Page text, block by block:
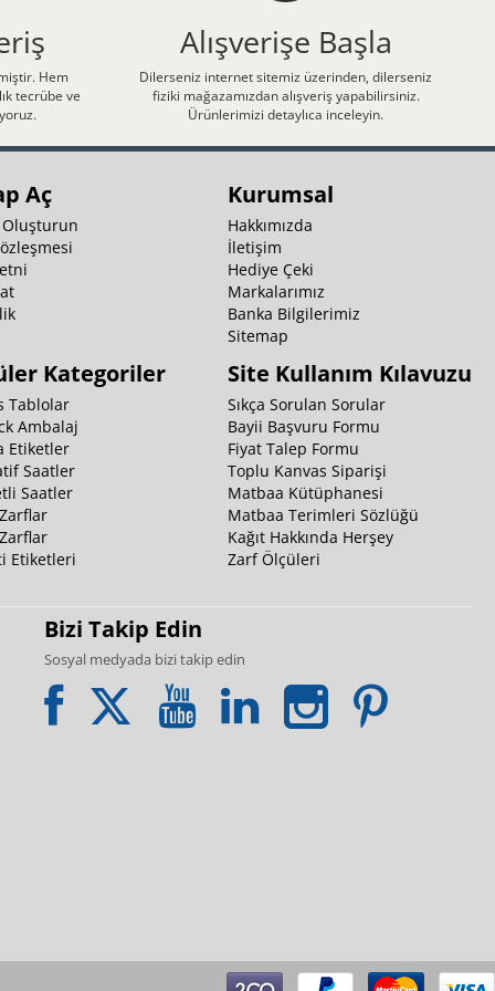
Hem
tecrübe ve
Alışverişe Başla
Dilerseniz internet sitemiz üzerinden, dilerseniz
fiziki mağazamızdan alışveriş yapabilirsiniz.
Ürünlerimizi detaylıca inceleyin.
Aç
Oluşturun
Kategoriler
Tablolar
Ambalaj
Etiketler
Saatler
Saatler
Etiketleri
Kurumsal
Hakkımızda
İletişim
Hediye Çeki
Markalarımız
Banka Bilgilerimiz
Sitemap
Site Kullanım Kılavuzu
Sıkça Sorulan Sorular
Bayii Başvuru Formu
Fiyat Talep Formu
Toplu Kanvas Siparişi
Matbaa Kütüphanesi
Matbaa Terimleri Sözlüğü
Kağıt Hakkında Herşey
Zarf Ölçüleri
Bizi Takip Edin
Sosyal medyada bizi takip edin